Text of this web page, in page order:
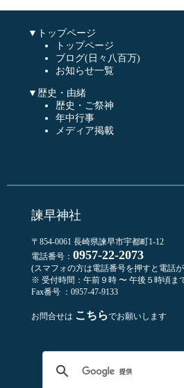
▼トップページ
トップページ
ブログ(日々八百万)
お知らせ一覧
▼歴史・由緒
歴史・ご祭神
年中行事
メディア掲載
諫早神社
〒854-0061 長崎県諫早市宇都町1-12
電話番号： 0957-22-2073
(スマフォの方は電話番号を押すと電話
※ 受付時間：午前９時 〜 午後５時頃ま
Fax番号 ：0957-47-9133
お問合せは こちらでお願いします